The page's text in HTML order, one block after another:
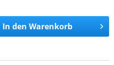
In den Warenkorb